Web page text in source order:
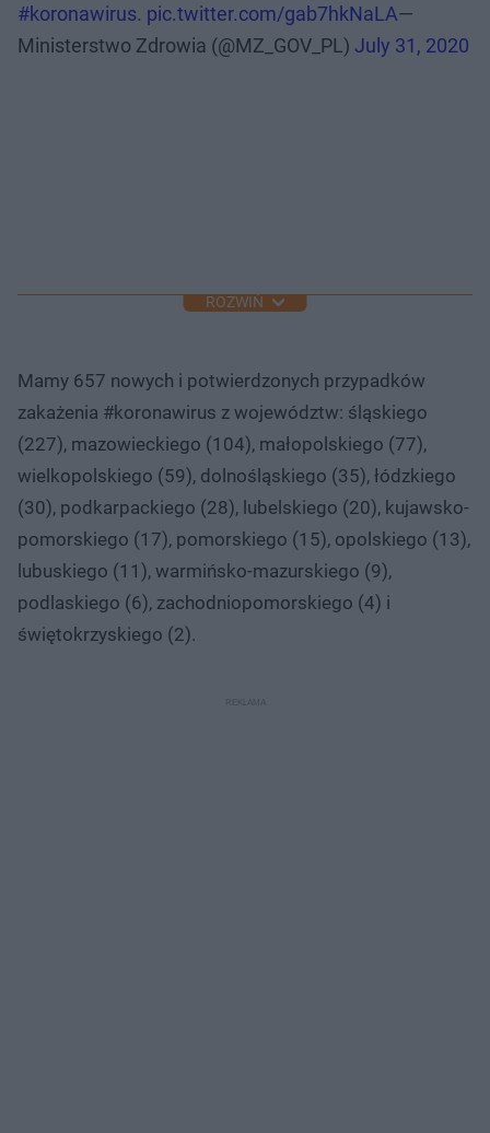
#koronawirus. pic.twitter.com/gab7hkNaLA—
Ministerstwo Zdrowia (@MZ_GOV_PL) July 31, 2020
ROZWIŃ
Mamy 657 nowych i potwierdzonych przypadków
zakażenia #koronawirus z województw: śląskiego
(227), mazowieckiego (104), małopolskiego (77),
wielkopolskiego (59), dolnośląskiego (35), łódzkiego
(30), podkarpackiego (28), lubelskiego (20), kujawsko-
pomorskiego (17), pomorskiego (15), opolskiego (13),
lubuskiego (11), warmińsko-mazurskiego (9),
podlaskiego (6), zachodniopomorskiego (4) i
świętokrzyskiego (2).